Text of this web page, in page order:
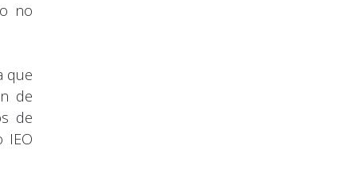
no
que
de
de
IEO